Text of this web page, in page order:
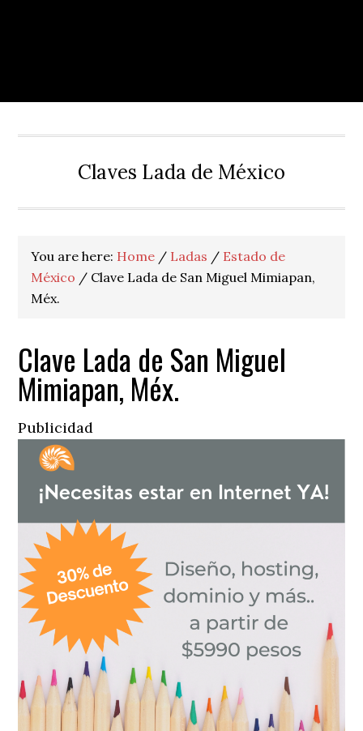
Claves Lada de México
You are here: Home / Ladas / Estado de
México / Clave Lada de San Miguel Mimiapan,
Méx.
Clave Lada de San Miguel
Mimiapan, Méx.
Publicidad